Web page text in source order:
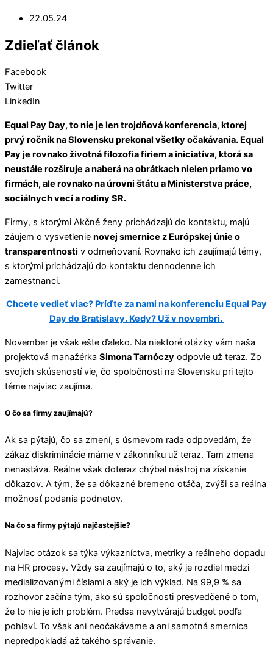
22.05.24
Zdieľať článok
Facebook
Twitter
LinkedIn
Equal Pay Day, to nie je len trojdňová konferencia, ktorej
prvý ročník na Slovensku prekonal všetky očakávania. Equal
Pay je rovnako životná filozofia firiem a iniciatíva, ktorá sa
neustále rozširuje a naberá na obrátkach nielen priamo vo
firmách, ale rovnako na úrovni štátu a Ministerstva práce,
sociálnych vecí a rodiny SR.
Firmy, s ktorými Akčné ženy prichádzajú do kontaktu, majú
záujem o vysvetlenie novej smernice z Európskej únie o
transparentnosti v odmeňovaní. Rovnako ich zaujímajú témy,
s ktorými prichádzajú do kontaktu dennodenne ich
zamestnanci.
Chcete vedieť viac? Príďte za nami na konferenciu Equal Pay
Day do Bratislavy. Kedy? Už v novembri.
November je však ešte ďaleko. Na niektoré otázky vám naša
projektová manažérka Simona Tarnóczy odpovie už teraz. Zo
svojich skúseností vie, čo spoločnosti na Slovensku pri tejto
téme najviac zaujíma.
O čo sa firmy zaujímajú?
Ak sa pýtajú, čo sa zmení, s úsmevom rada odpovedám, že
zákaz diskriminácie máme v zákonníku už teraz. Tam zmena
nenastáva. Reálne však doteraz chýbal nástroj na získanie
dôkazov. A tým, že sa dôkazné bremeno otáča, zvýši sa reálna
možnosť podania podnetov.
Na čo sa firmy pýtajú najčastejšie?
Najviac otázok sa týka výkazníctva, metriky a reálneho dopadu
na HR procesy. Vždy sa zaujímajú o to, aký je rozdiel medzi
medializovanými číslami a aký je ich výklad. Na 99,9 % sa
rozhovor začína tým, ako sú spoločnosti presvedčené o tom,
že to nie je ich problém. Predsa nevytvárajú budget podľa
pohlaví. To však ani neočakávame a ani samotná smernica
nepredpokladá až takého správanie.